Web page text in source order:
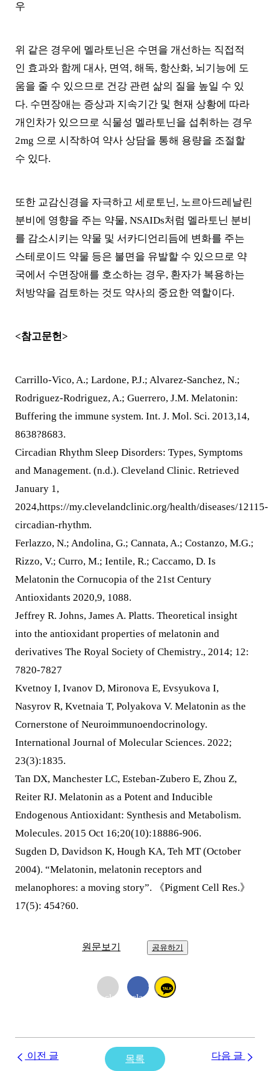
우
위 같은 경우에 멜라토닌은 수면을 개선하는 직접적
인 효과와 함께 대사, 면역, 해독, 항산화, 뇌기능에 도
움을 줄 수 있으므로 건강 관련 삶의 질을 높일 수 있
다. 수면장애는 증상과 지속기간 및 현재 상황에 따라
개인차가 있으므로 식물성 멜라토닌을 섭취하는 경우
2mg 으로 시작하여 약사 상담을 통해 용량을 조절할
수 있다.
또한 교감신경을 자극하고 세로토닌, 노르아드레날린
분비에 영향을 주는 약물, NSAIDs처럼 멜라토닌 분비
를 감소시키는 약물 및 서카디언리듬에 변화를 주는
스테로이드 약물 등은 불면을 유발할 수 있으므로 약
국에서 수면장애를 호소하는 경우, 환자가 복용하는
처방약을 검토하는 것도 약사의 중요한 역할이다.
<참고문헌>
Carrillo-Vico, A.; Lardone, P.J.; Alvarez-Sanchez, N.;
Rodriguez-Rodriguez, A.; Guerrero, J.M. Melatonin:
Buffering the immune system. Int. J. Mol. Sci. 2013,14,
8638?8683.
Circadian Rhythm Sleep Disorders: Types, Symptoms
and Management. (n.d.). Cleveland Clinic. Retrieved
January 1,
2024,https://my.clevelandclinic.org/health/diseases/12115-
circadian-rhythm.
Ferlazzo, N.; Andolina, G.; Cannata, A.; Costanzo, M.G.;
Rizzo, V.; Curro, M.; Ientile, R.; Caccamo, D. Is
Melatonin the Cornucopia of the 21st Century
Antioxidants 2020,9, 1088.
Jeffrey R. Johns, James A. Platts. Theoretical insight
into the antioxidant properties of melatonin and
derivatives The Royal Society of Chemistry., 2014; 12:
7820-7827
Kvetnoy I, Ivanov D, Mironova E, Evsyukova I,
Nasyrov R, Kvetnaia T, Polyakova V. Melatonin as the
Cornerstone of Neuroimmunoendocrinology.
International Journal of Molecular Sciences. 2022;
23(3):1835.
Tan DX, Manchester LC, Esteban-Zubero E, Zhou Z,
Reiter RJ. Melatonin as a Potent and Inducible
Endogenous Antioxidant: Synthesis and Metabolism.
Molecules. 2015 Oct 16;20(10):18886-906.
Sugden D, Davidson K, Hough KA, Teh MT (October
2004). “Melatonin, melatonin receptors and
melanophores: a moving story”. 《Pigment Cell Res.》
17(5): 454?60.
원문보기 공유하기
class="far
<i
class="fab
이전 글 목록 다음 글